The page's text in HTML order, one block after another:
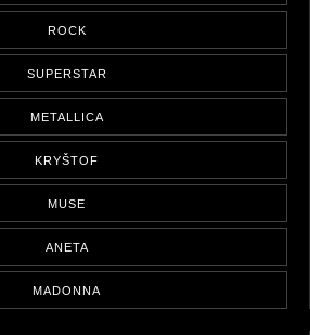
ROCK
SUPERSTAR
METALLICA
KRYŠTOF
MUSE
ANETA
MADONNA